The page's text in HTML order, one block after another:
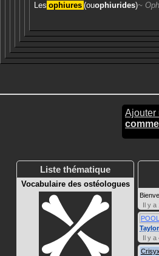
Les ophiures (ouophiurides)
Ajouter
Liste thématique
Vocabulaire des ostéologues
Il y a
Il y a
Crisyx